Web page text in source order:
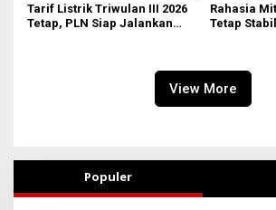
Tarif Listrik Triwulan III 2026
Tetap, PLN Siap Jalankan
Rahasia
Tetap
View More
Populer